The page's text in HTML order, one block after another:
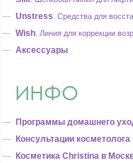
Unstress. Средства для
Wish. Линия для коррекции
Аксессуары
ИНФО
Программы домашнего
Консультации косметолога
Косметика Christina в